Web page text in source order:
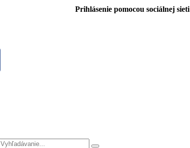
Prihlásenie pomocou sociálnej sieti